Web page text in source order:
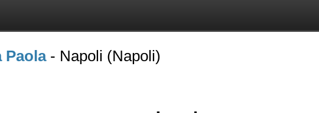
Paola- Napoli (Napoli)